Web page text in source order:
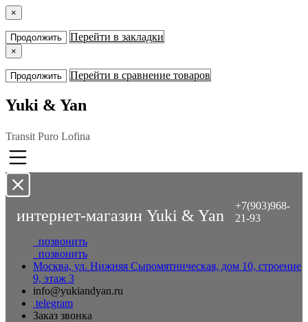
×
Продолжить Перейти в закладки
×
Продолжить Перейти в сравнение товаров
Yuki & Yan
Transit Puro Lofina
интернет-магазин Yuki & Yan
+7(903)968-
21-93
позвонить
позвонить
Москва, ул. Нижняя Сыромятническая, дом 10, строение
9, этаж 3
info@yukiandyan.ru
telegram
Заказ звонка